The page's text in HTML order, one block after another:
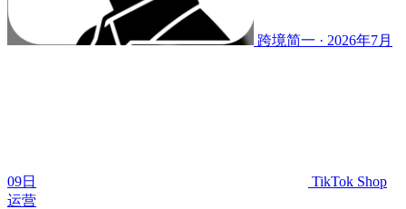
跨境简一 · 2026年7月
09日
TikTok Shop
运营